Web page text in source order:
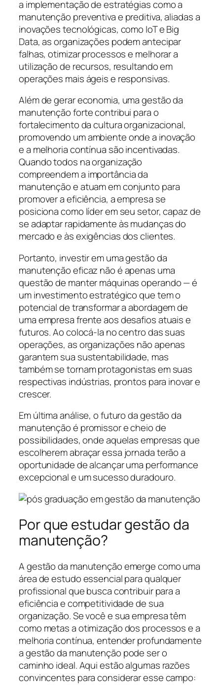
a implementação de estratégias como a
manutenção preventiva e preditiva, aliadas a
inovações tecnológicas, como IoT e Big
Data, as organizações podem antecipar
falhas, otimizar processos e melhorar a
utilização de recursos, resultando em
operações mais ágeis e responsivas.
Além de gerar economia, uma gestão da
manutenção forte contribui para o
fortalecimento da cultura organizacional,
promovendo um ambiente onde a inovação
e a melhoria contínua são incentivadas.
Quando todos na organização
compreendem a importância da
manutenção e atuam em conjunto para
promover a eficiência, a empresa se
posiciona como líder em seu setor, capaz de
se adaptar rapidamente às mudanças do
mercado e às exigências dos clientes.
Portanto, investir em uma gestão da
manutenção eficaz não é apenas uma
questão de manter máquinas operando — é
um investimento estratégico que tem o
potencial de transformar a abordagem de
uma empresa frente aos desafios atuais e
futuros. Ao colocá-la no centro das suas
operações, as organizações não apenas
garantem sua sustentabilidade, mas
também se tornam protagonistas em suas
respectivas indústrias, prontos para inovar e
crescer.
Em última análise, o futuro da gestão da
manutenção é promissor e cheio de
possibilidades, onde aquelas empresas que
escolherem abraçar essa jornada terão a
oportunidade de alcançar uma performance
excepcional e um sucesso duradouro.
Por que estudar gestão da
manutenção?
A gestão da manutenção emerge como uma
área de estudo essencial para qualquer
profissional que busca contribuir para a
eficiência e competitividade de sua
organização. Se você e sua empresa têm
como metas a otimização dos processos e a
melhoria contínua, entender profundamente
a gestão da manutenção pode ser o
caminho ideal. Aqui estão algumas razões
convincentes para considerar esse campo: